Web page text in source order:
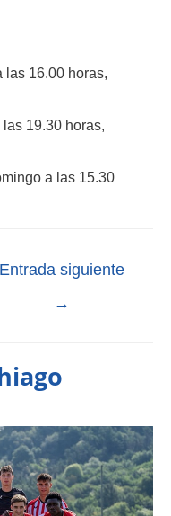
las 16.00 horas,
19.30 horas,
a las 15.30
Entrada siguiente
→